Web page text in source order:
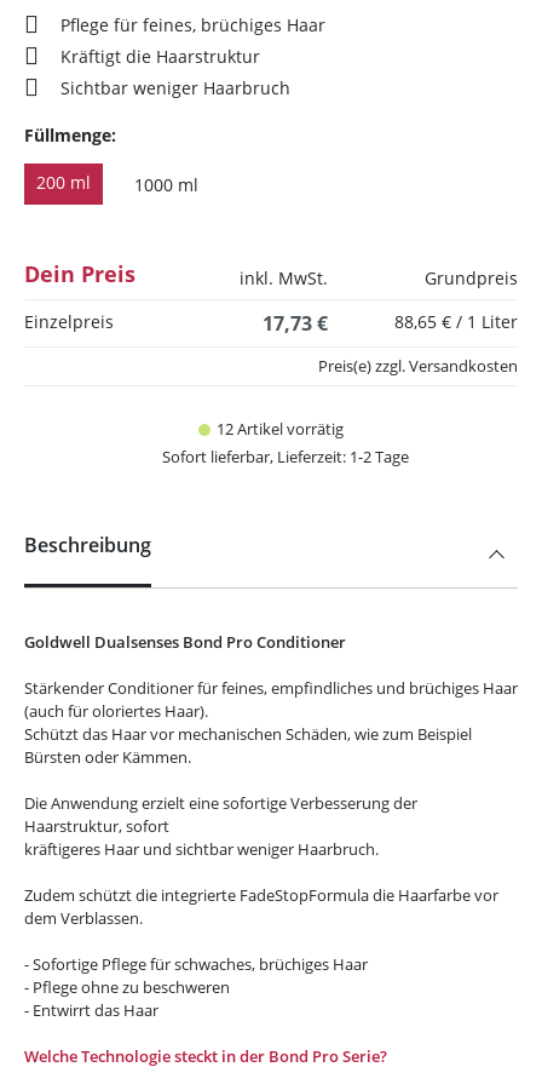
Pflege für feines, brüchiges Haar
Kräftigt die Haarstruktur
Sichtbar weniger Haarbruch
Füllmenge:
200 ml 1000 ml
Dein Preis inkl. MwSt.
Grundpreis
Einzelpreis
17,73 € 88,65 € / 1 Liter
12 Artikel vorrätig
Sofort lieferbar, Lieferzeit: 1-2 Tage
Preis(e) zzgl. Versandkosten
Beschreibung
Goldwell Dualsenses Bond Pro Conditioner
Stärkender Conditioner für feines, empfindliches und brüchiges Haar
(auch für oloriertes Haar).
Schützt das Haar vor mechanischen Schäden, wie zum Beispiel
Bürsten oder Kämmen.
Die Anwendung erzielt eine sofortige Verbesserung der
Haarstruktur, sofort
kräftigeres Haar und sichtbar weniger Haarbruch.
Zudem schützt die integrierte FadeStopFormula die Haarfarbe vor
dem Verblassen.
- Sofortige Pflege für schwaches, brüchiges Haar
- Pflege ohne zu beschweren
- Entwirrt das Haar
Welche Technologie steckt in der Bond Pro Serie?